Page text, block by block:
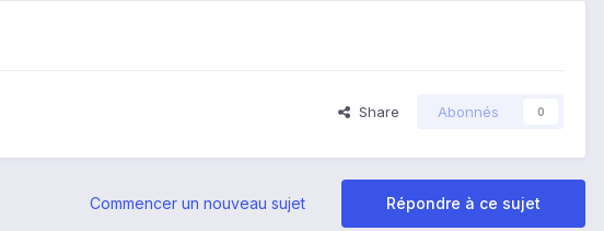
Share Abonnés 0
Répondre à ce sujet
Commencer un nouveau sujet